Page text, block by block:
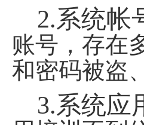
2.系统帐
账号，存在
和密码被盗
3.系统应